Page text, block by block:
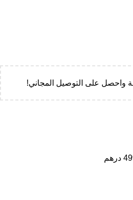
واحصل على التوصيل المجاني!